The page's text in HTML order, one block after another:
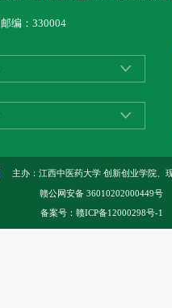
邮编：330004
主办：江西中医药大学 创新创业学院、
赣公网安备36010202000449号
备案号： 赣ICP备12000298号-1